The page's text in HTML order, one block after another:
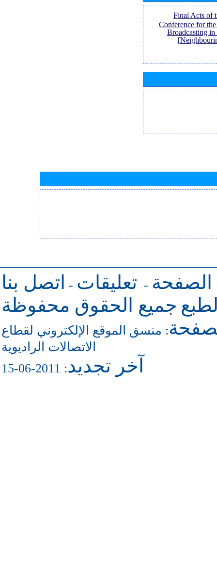
[Final Acts of
Conference for
Broadcasting
الصفحة - تعليقات -
اتصل بنا
جميع الحقوق محفوظة
: منسق الموقع الإلكتروني لقطاع
الاتصالات الراديوية
آخر تجديد: 2011-06-15